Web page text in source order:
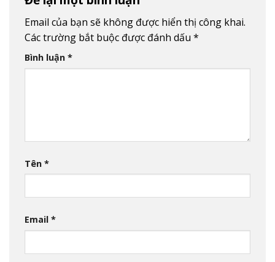
Email của bạn sẽ không được hiển thị công khai.
Các trường bắt buộc được đánh dấu *
Bình luận *
Tên *
Email *